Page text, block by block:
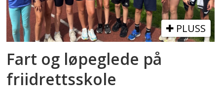
PLUSS
Fart og løpeglede på
friidrettsskole